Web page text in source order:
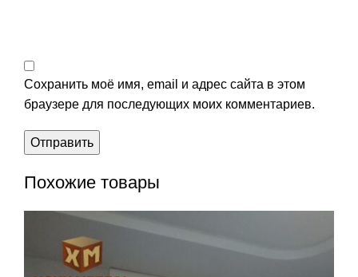
Сохранить моё имя, email и адрес сайта в этом
браузере для последующих моих комментариев.
Похожие товары